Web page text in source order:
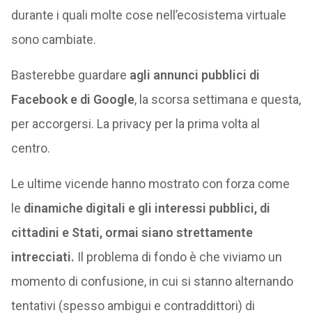
durante i quali molte cose nell’ecosistema virtuale
sono cambiate.
Basterebbe guardare agli annunci pubblici di
Facebook e di Google, la scorsa settimana e questa,
per accorgersi. La privacy per la prima volta al
centro.
Le ultime vicende hanno mostrato con forza come
le dinamiche digitali e gli interessi pubblici, di
cittadini e Stati, ormai siano strettamente
intrecciati. Il problema di fondo è che viviamo un
momento di confusione, in cui si stanno alternando
tentativi (spesso ambigui e contraddittori) di